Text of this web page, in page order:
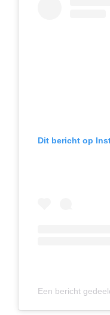
Dit bericht op